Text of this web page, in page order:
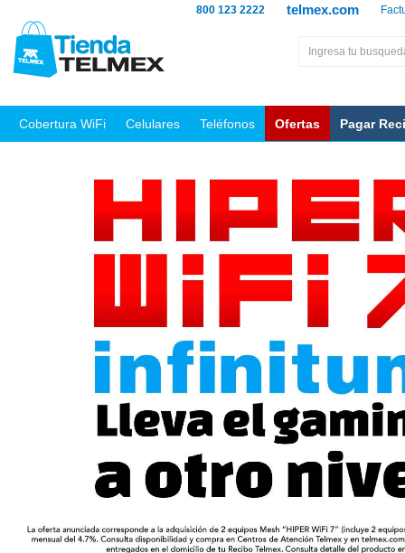
telmex.com
800 123 2222
Cobertura WiFi Celulares Teléfonos Ofertas Pagar